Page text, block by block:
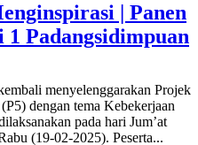
| Panen
Padangsidimpuan
menyelenggarakan Projek
dengan tema Kebekerjaan
pada hari Jum’at
(19-02-2025). Peserta...